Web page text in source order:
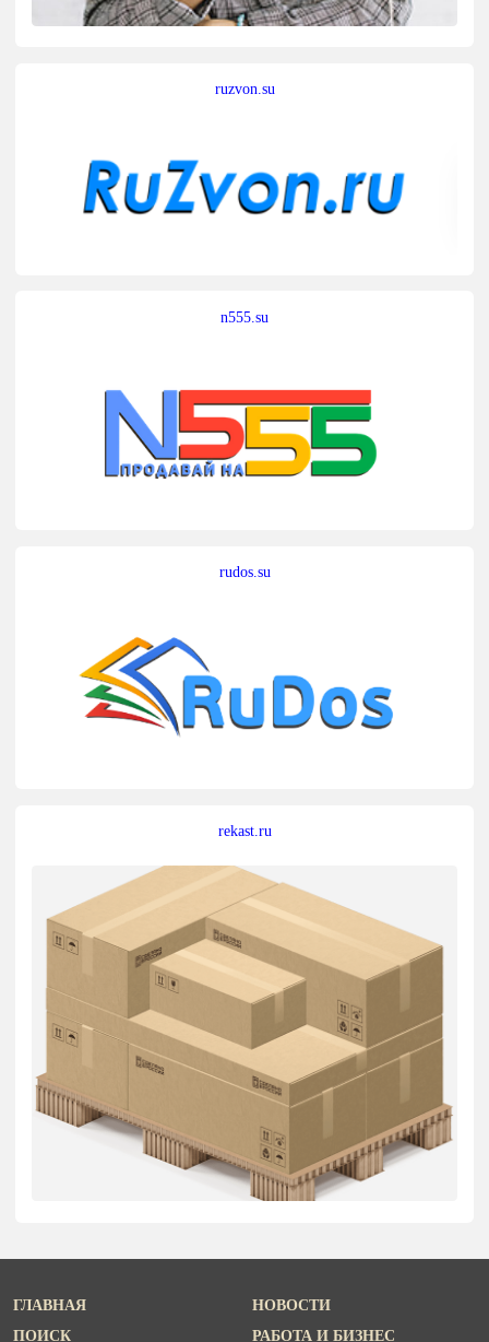
ruzvon.su
n555.su
rudos.su
rekast.ru
ГЛАВНАЯ
ПОИСК
НОВОСТИ
РАБОТА И БИЗНЕС